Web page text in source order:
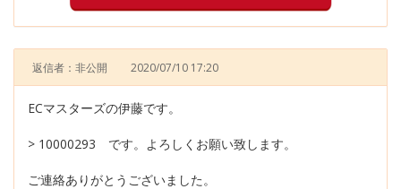
返信者：非公開 2020/07/10 17:20
ECマスターズの伊藤です。
> 10000293 です。よろしくお願い致します。
ご連絡ありがとうございました。